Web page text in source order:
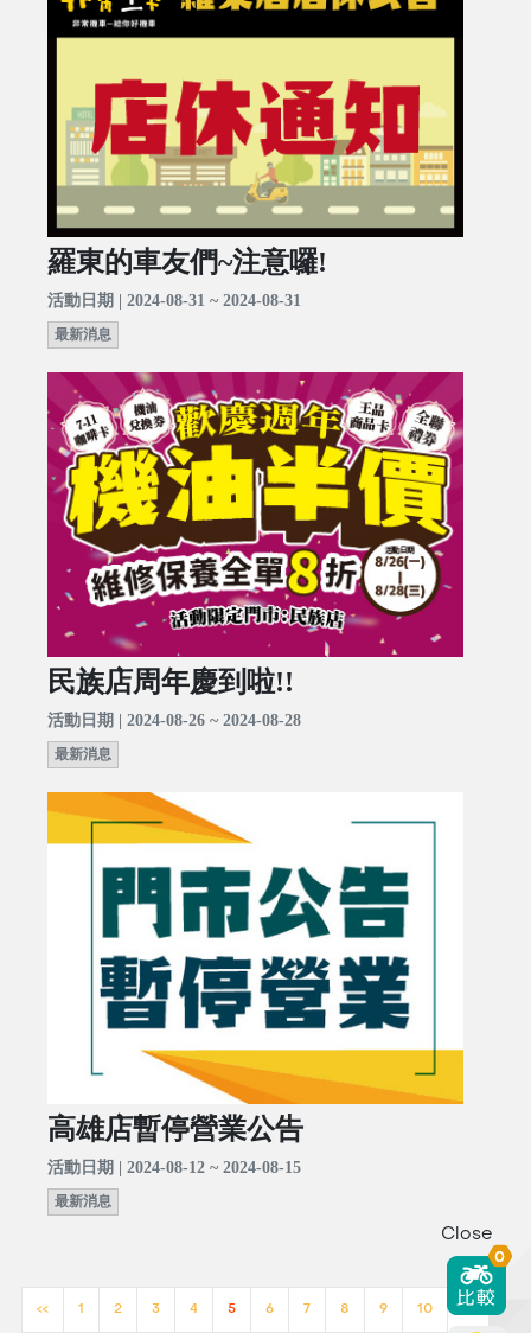
羅東的車友們~注意囉!
活動日期 | 2024-08-31 ~ 2024-08-31
最新消息
民族店周年慶到啦!!
活動日期 | 2024-08-26 ~ 2024-08-28
最新消息
高雄店暫停營業公告
活動日期 | 2024-08-12 ~ 2024-08-15
最新消息
<< 1 2 3 4 5 6 7 8 9 10 >>
Close
0